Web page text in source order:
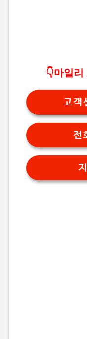
👇마일
고객
전